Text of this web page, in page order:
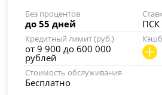
Без процентов
до 55 дней ПСК
Кредитный лимит (руб.)
от 9 900 до 600 000
рублей
Стоимость обслуживания
Бесплатно